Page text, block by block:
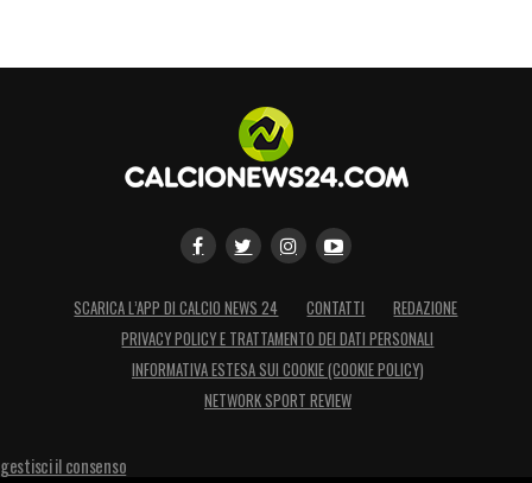
SCARICA L’APP DI CALCIO NEWS 24 CONTATTI
REDAZIONE
PRIVACY POLICY E TRATTAMENTO DEI DATI PERSONALI
INFORMATIVA ESTESA SUI COOKIE (COOKIE POLICY)
NETWORK SPORT REVIEW
gestisci il consenso